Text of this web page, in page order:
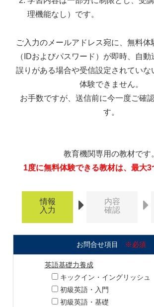
理機能なし）です。
ご入力のメールアドレス宛に、無料体
（IDおよびパスワード）が即時、自動
誤りがある場合や受信設定されていな
体験できません。
お手数ですが、送信前に今一度ご確
す。
教育機関専用の教材です
1度に無料体験できる教材は、最大3
情報
入力
内容
確認
お問合せ項目 ※必須
英語基礎力養成
キックイン・イングリッシュ
初級英語・入門
初級英語・基礎